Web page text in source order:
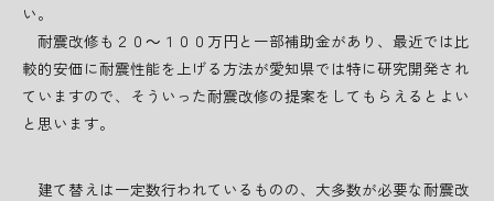
い。
耐震改修も２０～１００万円と一部補助金があり、最近では比
較的安価に耐震性能を上げる方法が愛知県では特に研究開発され
ていますので、そういった耐震改修の提案をしてもらえるとよい
と思います。
建て替えは一定数行われているものの、大多数が必要な耐震改